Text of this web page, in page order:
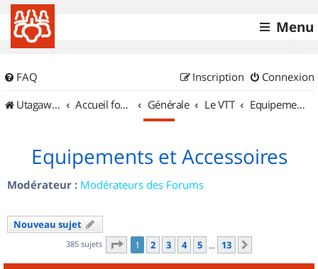
Menu
FAQ Connexion
Inscription
UtagawaVTT (Randos VTT et VTTAE avec traces GPS)
Accueil forum Générale Le VTT Equipements et Accessoires
Equipements et Accessoires
Modérateur : Modérateurs des Forums
Nouveau sujet
385 sujets Page 1sur
1 2 3 4 5 … 13